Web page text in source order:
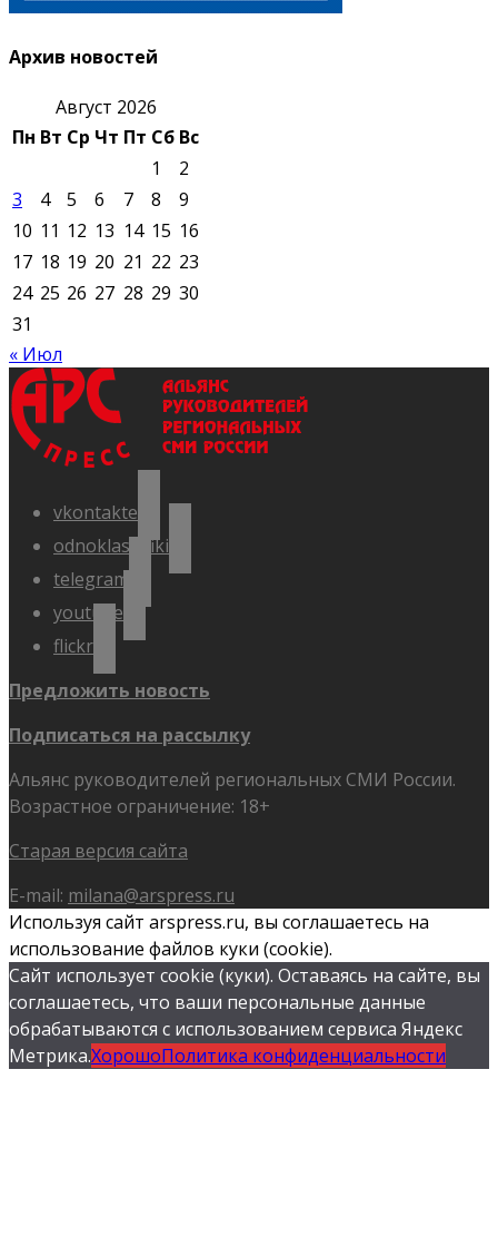
Архив новостей
Август 2026
Пн Вт Ср Чт Пт Сб Вс
1
2
3
4 5 6 7 8
9
10 11 12 13 14 15 16
17 18 19 20 21 22 23
24 25 26 27 28 29 30
31
« Июл
vkontakte
odnoklassniki
telegram
youtube
flickr
Предложить новость
Подписаться на рассылку
Альянс руководителей региональных СМИ России.
Возрастное ограничение: 18+
Старая версия сайта
E-mail: milana@arspress.ru
Используя сайт arspress.ru, вы соглашаетесь на
использование файлов куки (cookie).
Сайт использует cookie (куки). Оставаясь на сайте, вы
соглашаетесь, что ваши персональные данные
обрабатываются с использованием сервиса Яндекс
Метрика.ХорошоПолитика конфиденциальности